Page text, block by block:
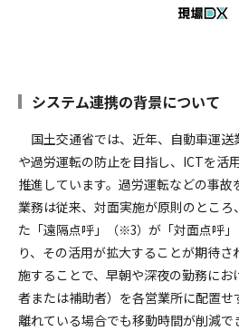
システム連携の背景について
国土交通省では、近年、自動車運送
や過労運転の防止を目指し、ICTを活
推進しています。過労運転などの事故
業務は従来、対面実施が原則のとこ
た「遠隔点呼」
（※3） が「対面点呼
り、その活用が拡大することが期待
施することで、早朝や深夜の勤務に
者または補助者）を各営業所に配置
離れている場合でも移動時間が削減